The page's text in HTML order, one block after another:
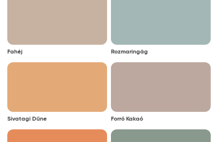
Fahéj Rozmaringág
Sivatagi Dűne Forró Kakaó